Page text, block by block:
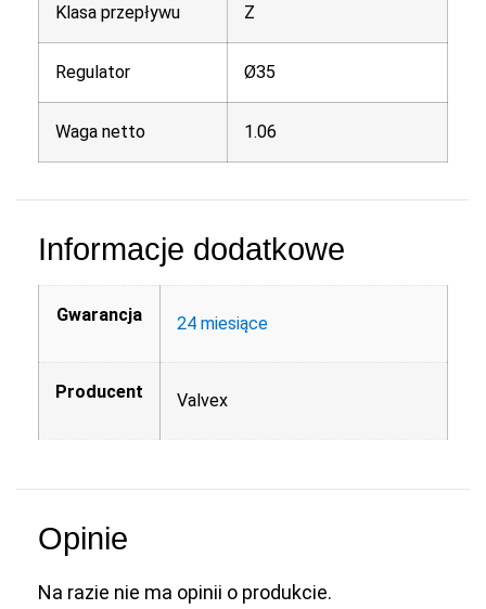
Klasa przepływu Z
Regulator Ø35
Waga netto 1.06
Informacje dodatkowe
Gwarancja 24 miesiące
Producent Valvex
Opinie
Na razie nie ma opinii o produkcie.